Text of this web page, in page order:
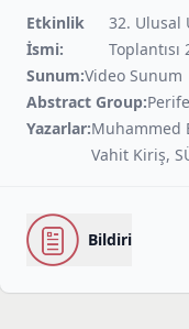
Etkinlik
İsmi:
32. Ulusal
Toplantısı
Sunum:Video Sunum
Abstract Group:
Yazarlar:Muhammed
Vahit Kiriş,
Bildiri